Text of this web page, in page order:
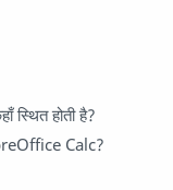
होती है?
Calc?